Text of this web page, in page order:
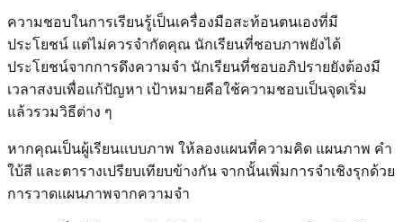
ความชอบในการเรียนรู้เป็นเครื่องมือสะท้อนตนเองที่มี
ประโยชน์ แต่ไม่ควรจำกัดคุณ นักเรียนที่ชอบภาพยังได้
ประโยชน์จากการดึงความจำ นักเรียนที่ชอบอภิปรายยังต้องมี
เวลาสงบเพื่อแก้ปัญหา เป้าหมายคือใช้ความชอบเป็นจุดเริ่ม
แล้วรวมวิธีต่าง ๆ
หากคุณเป็นผู้เรียนแบบภาพ ให้ลองแผนที่ความคิด แผนภาพ คำ
ใบ้สี และตารางเปรียบเทียบข้างกัน จากนั้นเพิ่มการจำเชิงรุกด้วย
การวาดแผนภาพจากความจำ